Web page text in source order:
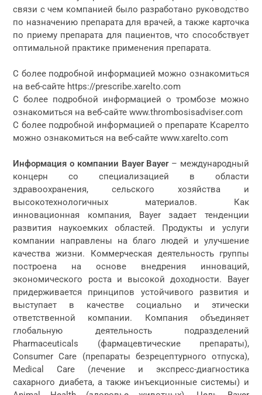
связи с чем компанией было разработано руководство
по назначению препарата для врачей, а также карточка
по приему препарата для пациентов, что способствует
оптимальной практике применения препарата.
С более подробной информацией можно ознакомиться
на веб-сайте https://prescribe.xarelto.com
С более подробной информацией о тромбозе можно
ознакомиться на веб-сайте www.thrombosisadviser.com
С более подробной информацией о препарате Ксарелто
можно ознакомиться на веб-сайте www.xarelto.com
Информация о компании Bayer Bayer– международный
концерн со специализацией в области
здравоохранения, сельского хозяйства и
высокотехнологичных материалов. Как
инновационная компания, Bayer задает тенденции
развития наукоемких областей. Продукты и услуги
компании направлены на благо людей и улучшение
качества жизни. Коммерческая деятельность группы
построена на основе внедрения инноваций,
экономического роста и высокой доходности. Bayer
придерживается принципов устойчивого развития и
выступает в качестве социально и этически
ответственной компании. Компания объединяет
глобальную деятельность подразделений
Pharmaceuticals (фармацевтические препараты),
Consumer Care (препараты безрецептурного отпуска),
Medical Care (лечение и экспресс-диагностика
сахарного диабета, а также инъекционные системы) и